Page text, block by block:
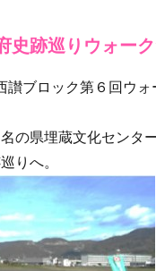
史跡巡りウォー
ブロック第６回ウォ
の県埋蔵文化センタ
りへ。